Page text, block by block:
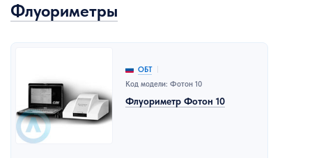
Флуориметры
ОБТ
Код модели: Фотон 10
Флуориметр Фотон 10